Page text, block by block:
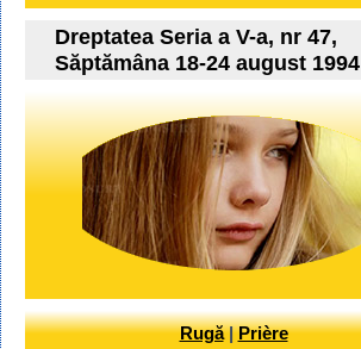
Dreptatea Seria a V-a, nr 47,
Săptămâna 18-24 august 1994
Rugă|Prière